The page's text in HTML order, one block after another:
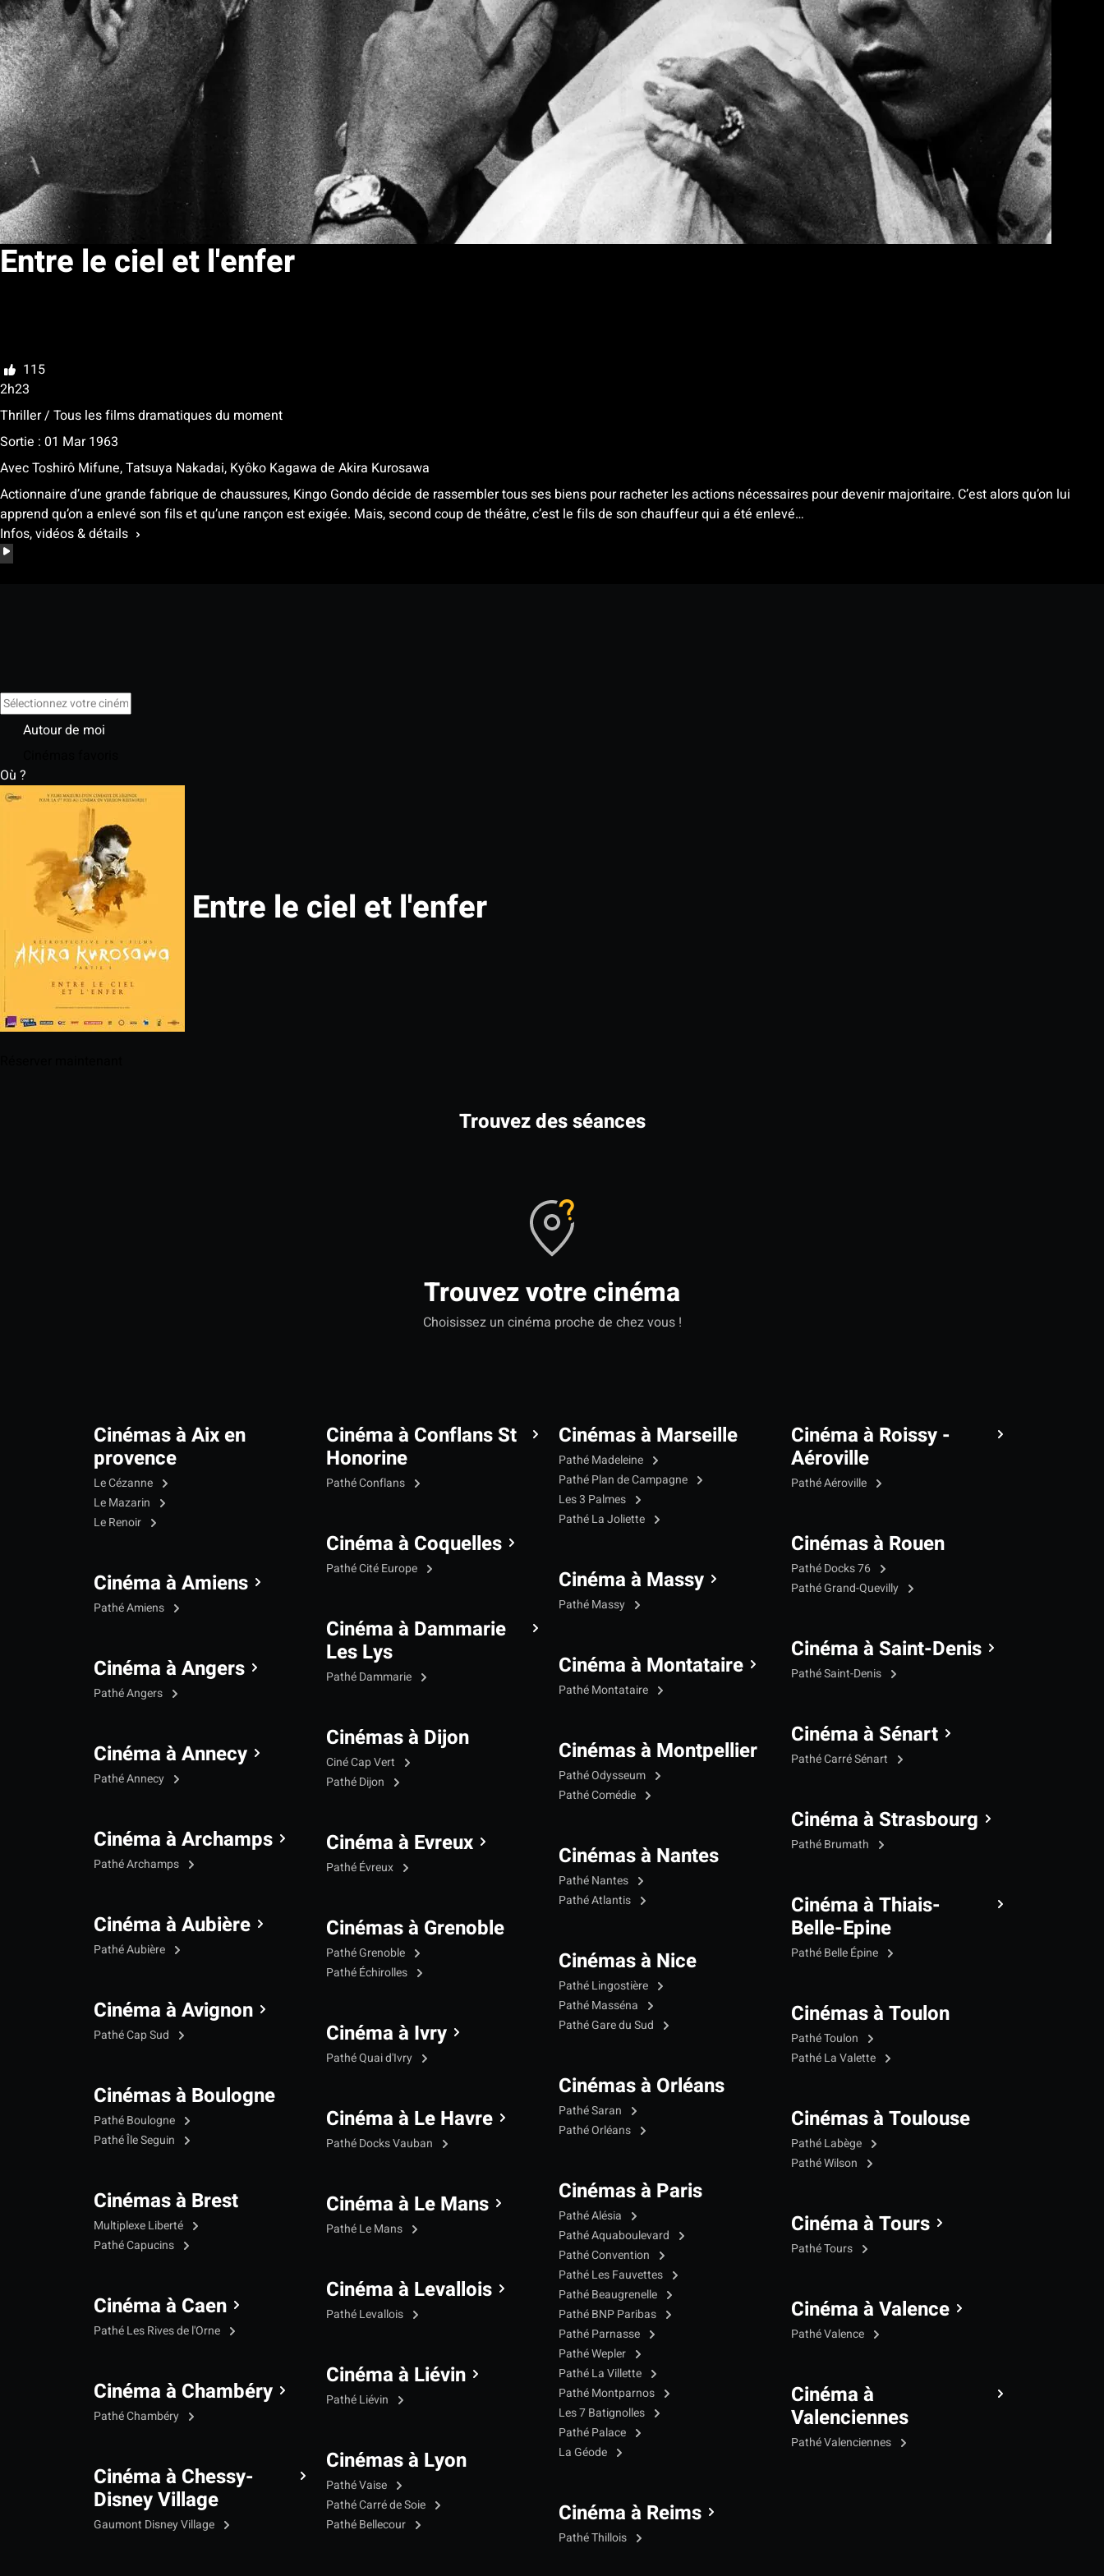
Entre le ciel et l'enfer
115
2h23
Thriller / Tous les films dramatiques du moment
Sortie : 01 Mar 1963
AvecToshirô Mifune, Tatsuya Nakadai, Kyôko Kagawa de Akira Kurosawa
Actionnaire d’une grande fabrique de chaussures, Kingo Gondo décide de rassembler tous ses biens pour racheter les actions nécessaires pour devenir majoritaire. C’est alors qu’on lui
apprend qu’on a enlevé son fils et qu’une rançon est exigée. Mais, second coup de théâtre, c’est le fils de son chauffeur qui a été enlevé…
Infos, vidéos & détails
Autour de moi
Où ?
Entre le ciel et l'enfer
Trouvez des séances
Trouvez votre cinéma
Choisissez un cinéma proche de chez vous !
Cinémas à Aix en
provence
Le Cézanne
Le Mazarin
Le Renoir
Cinéma à Amiens
Pathé Amiens
Cinéma à Angers
Pathé Angers
Cinéma à Annecy
Pathé Annecy
Cinéma à Archamps
Pathé Archamps
Cinéma à Aubière
Pathé Aubière
Cinéma à Avignon
Pathé Cap Sud
Cinémas à Boulogne
Pathé Boulogne
Pathé Île Seguin
Cinémas à Brest
Multiplexe Liberté
Pathé Capucins
Cinéma à Caen
Pathé Les Rives de l'Orne
Cinéma à Chambéry
Pathé Chambéry
Cinéma à Chessy-
Disney Village
Gaumont Disney Village
Cinéma à Conflans St
Honorine
Pathé Conflans
Cinéma à Coquelles
Pathé Cité Europe
Cinéma à Dammarie
Les Lys
Pathé Dammarie
Cinémas à Dijon
Ciné Cap Vert
Pathé Dijon
Cinéma à Evreux
Pathé Évreux
Cinémas à Grenoble
Pathé Grenoble
Pathé Échirolles
Cinéma à Ivry
Pathé Quai d'Ivry
Cinéma à Le Havre
Pathé Docks Vauban
Cinéma à Le Mans
Pathé Le Mans
Cinéma à Levallois
Pathé Levallois
Cinéma à Liévin
Pathé Liévin
Cinémas à Lyon
Pathé Vaise
Pathé Carré de Soie
Pathé Bellecour
Cinémas à Marseille
Pathé Madeleine
Pathé Plan de Campagne
Les 3 Palmes
Pathé La Joliette
Cinéma à Massy
Pathé Massy
Cinéma à Montataire
Pathé Montataire
Cinémas à Montpellier
Pathé Odysseum
Pathé Comédie
Cinémas à Nantes
Pathé Nantes
Pathé Atlantis
Cinémas à Nice
Pathé Lingostière
Pathé Masséna
Pathé Gare du Sud
Cinémas à Orléans
Pathé Saran
Pathé Orléans
Cinémas à Paris
Pathé Alésia
Pathé Aquaboulevard
Pathé Convention
Pathé Les Fauvettes
Pathé Beaugrenelle
Pathé BNP Paribas
Pathé Parnasse
Pathé Wepler
Pathé La Villette
Pathé Montparnos
Les 7 Batignolles
Pathé Palace
La Géode
Cinéma à Reims
Pathé Thillois
Cinéma à Roissy -
Aéroville
Pathé Aéroville
Cinémas à Rouen
Pathé Docks 76
Pathé Grand-Quevilly
Cinéma à Saint-Denis
Pathé Saint-Denis
Cinéma à Sénart
Pathé Carré Sénart
Cinéma à Strasbourg
Pathé Brumath
Cinéma à Thiais-
Belle-Epine
Pathé Belle Épine
Cinémas à Toulon
Pathé Toulon
Pathé La Valette
Cinémas à Toulouse
Pathé Labège
Pathé Wilson
Cinéma à Tours
Pathé Tours
Cinéma à Valence
Pathé Valence
Cinéma à
Valenciennes
Pathé Valenciennes